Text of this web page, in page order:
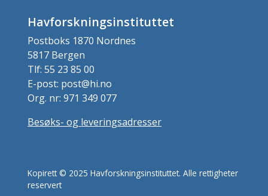
Havforskningsinstituttet
Postboks 1870 Nordnes
5817 Bergen
Tlf: 55 23 85 00
E-post: post@hi.no
Org. nr: 971 349 077
Besøks- og leveringsadresser
Kopirett © 2025 Havforskningsinstituttet. Alle rettigheter
reservert